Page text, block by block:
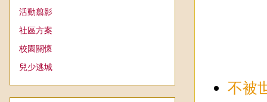
不被
活動翦影
社區方案
校園關懷
兒少逃城